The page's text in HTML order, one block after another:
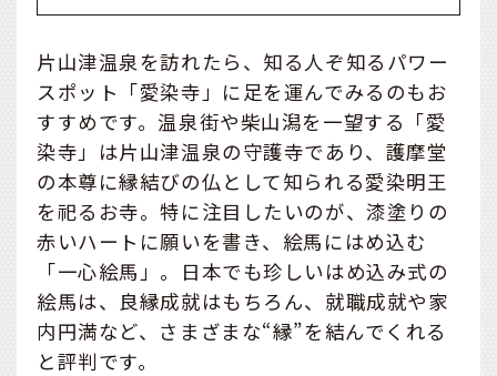
片山津温泉を訪れたら、知る人ぞ知るパワー
スポット「愛染寺」に足を運んでみるのもお
すすめです。温泉街や柴山潟を一望する「愛
染寺」は片山津温泉の守護寺であり、護摩堂
の本尊に縁結びの仏として知られる愛染明王
を祀るお寺。特に注目したいのが、漆塗りの
赤いハートに願いを書き、絵馬にはめ込む
「一心絵馬」。日本でも珍しいはめ込み式の
絵馬は、良縁成就はもちろん、就職成就や家
内円満など、さまざまな“縁”を結んでくれる
と評判です。